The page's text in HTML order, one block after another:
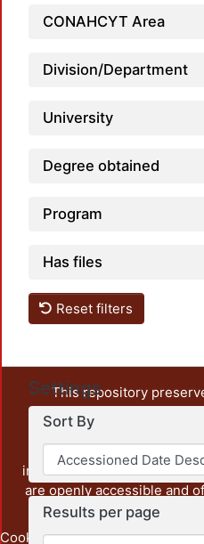
CONAHCYT Area
Division/Department
University
Degree obtained
Program
Has files
Reset filters
Settings
Sort By
Results per page
This repository
unrestricted open access,
output of UAM
administrative and
institution, as well as
are openly accessible and
Cookie Privacy End User